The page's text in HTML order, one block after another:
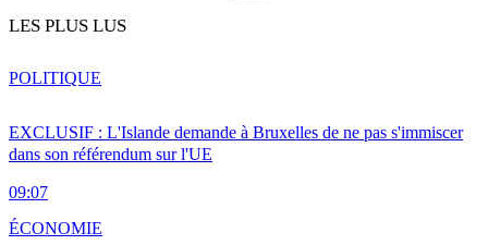
LES PLUS LUS
EXCLUSIF : L'Islande demande à Bruxelles de ne pas s'immiscer
dans son référendum sur l'UE
09:07
POLITIQUE
ÉCONOMIE